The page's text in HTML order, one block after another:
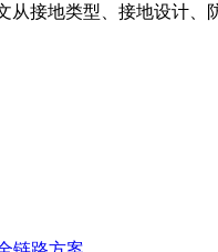
接地类型、接地设计